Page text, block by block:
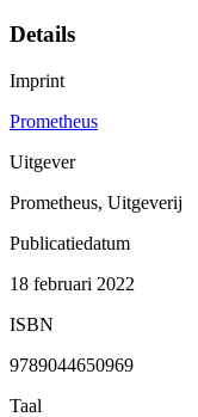
Details
Imprint
Prometheus
Uitgever
Prometheus, Uitgeverij
Publicatiedatum
18 februari 2022
ISBN
9789044650969
Taal